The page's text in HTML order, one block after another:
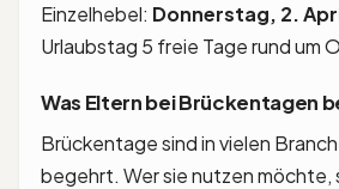
Einzelhebel: Donnerstag, 2.
Urlaubstag 5 freie Tage rund um
Was Eltern bei Brückentagen
Brückentage sind in vielen
begehrt. Wer sie nutzen möchte,